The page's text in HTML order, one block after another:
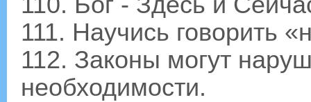
111. Научись говорить
112. Законы могут
необходимости.